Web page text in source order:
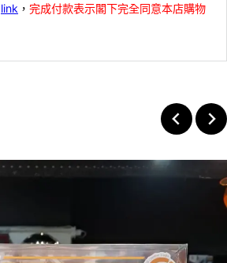
link ， 完成付款表示閣下完全同意本店購物